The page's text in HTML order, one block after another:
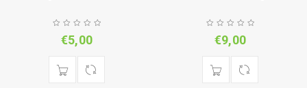
€5,00 €9,00